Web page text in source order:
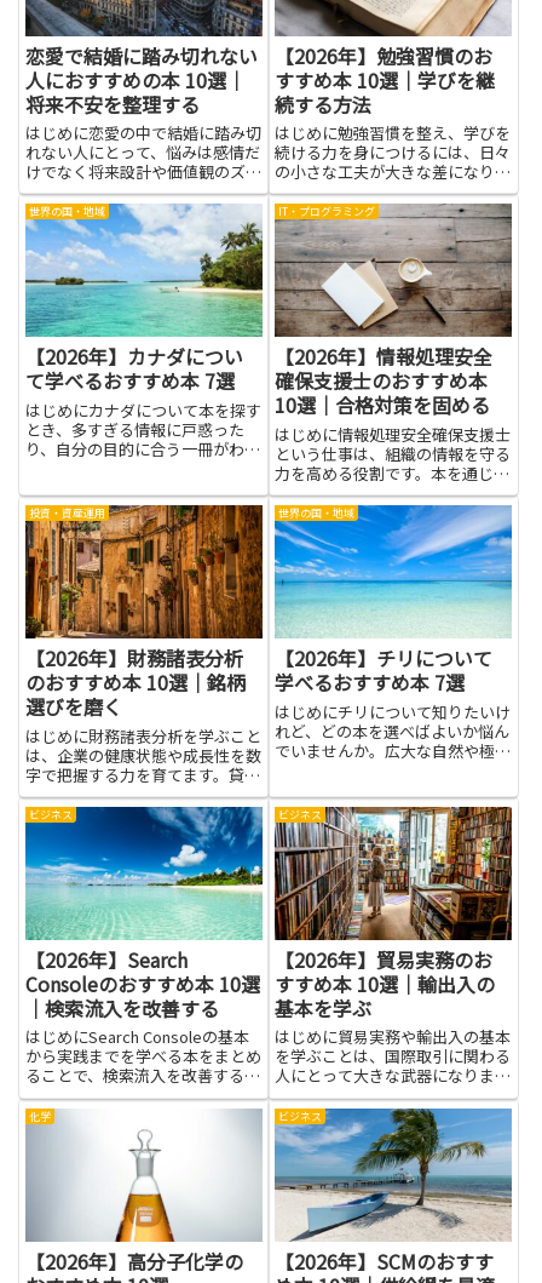
恋愛で結婚に踏み切れない
人におすすめの本 10選｜
将来不安を整理する
はじめに恋愛の中で結婚に踏み切
れない人にとって、悩みは感情だ
けでなく将来設計や価値観のズレ
からも生まれます。本は第三者の
視点や心理学、コミュニケーショ
ンの知見を手軽に取り入れられる
ツールです。読むことで自分の不
安の正体が見え、優先したいこ
と...
【2026年】勉強習慣のお
すすめ本 10選｜学びを継
続する方法
はじめに勉強習慣を整え、学びを
続ける力を身につけるには、日々
の小さな工夫が大きな差になりま
す。本書は、無理なく始められる
方法から、続けやすい仕組みの作
り方まで、実践的なヒントをわか
りやすくまとめています。忙しい
日でも、毎日数分の見直しや短
い...
世界の国・地域
【2026年】カナダについ
て学べるおすすめ本 7選
はじめにカナダについて本を探す
とき、多すぎる情報に戸惑った
り、自分の目的に合う一冊がわか
か、移住やワーキングホリデーの
準備のために手厚いガイドが欲し
いのか、あるいは歴史や文化を深
く学...
IT・プログラミング
【2026年】情報処理安全
確保支援士のおすすめ本
10選｜合格対策を固める
はじめに情報処理安全確保支援士
という仕事は、組織の情報を守る
力を高める役割です。本を通じ
て、専門的な考え方をわかりやす
く学び、現場の対策を組み立てる
力を育てられます。この記事は、
そのテーマを学ぶことで得られる
メリットを、読みやすい言葉で三
つ...
投資・資産運用
【2026年】財務諸表分析
のおすすめ本 10選｜銘柄
選びを磨く
はじめに財務諸表分析を学ぶこと
は、企業の健康状態や成長性を数
字で把握する力を育てます。貸借
対照表や損益計算書、キャッシュ
フロー計算書の基本的な読み方を
身につけると、収益性や安全性、
効率性といった複数の観点から企
業を比較できるようになりま
す。...
世界の国・地域
【2026年】チリについて
学べるおすすめ本 7選
はじめにチリについて知りたいけ
れど、どの本を選べばよいか悩ん
でいませんか。広大な自然や極端
ぶべきテーマは多岐にわたり、入
門書から専門書、旅行ガイドや小
説まで選択肢は豊富です。本記
事...
ビジネス
【2026年】Search
Consoleのおすすめ本 10選
｜検索流入を改善する
はじめにSearch Consoleの基本
から実践までを学べる本をまとめ
ることで、検索流入を改善するた
めの近道がわかります。データの
読み方やエラー対処、インデック
スやクローリングの仕組みを理解
すれば、何が原因で流入が伸び悩
んでいるかを自分で...
ビジネス
【2026年】貿易実務のお
すすめ本 10選｜輸出入の
基本を学ぶ
はじめに貿易実務や輸出入の基本
を学ぶことは、国際取引に関わる
人にとって大きな武器になりま
す。基礎用語や手続き、通関や書
類の扱い方を理解すると、現場で
の判断が早くなり、ミスや手戻り
を減らす助けになります。輸送や
保険、決済の仕組みを知っておく
と...
化学
【2026年】高分子化学の
ビジネス
【2026年】SCMのおすす